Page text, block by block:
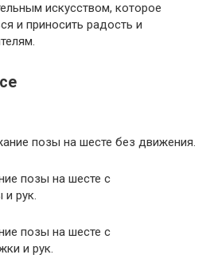
искусством, которое
и приносить радость и
позы на шесте без движения.
позы на шесте с
и рук.
позы на шесте с
и рук.